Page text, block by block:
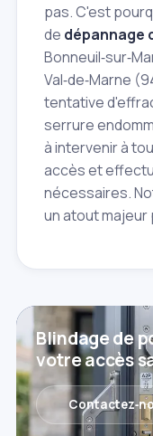
pas. C'est
de dépannage
Val‑de‑Marne
tentative
serrure
à intervenir à
accès et
nécessaires.
un atout
Blindage de
votre accès